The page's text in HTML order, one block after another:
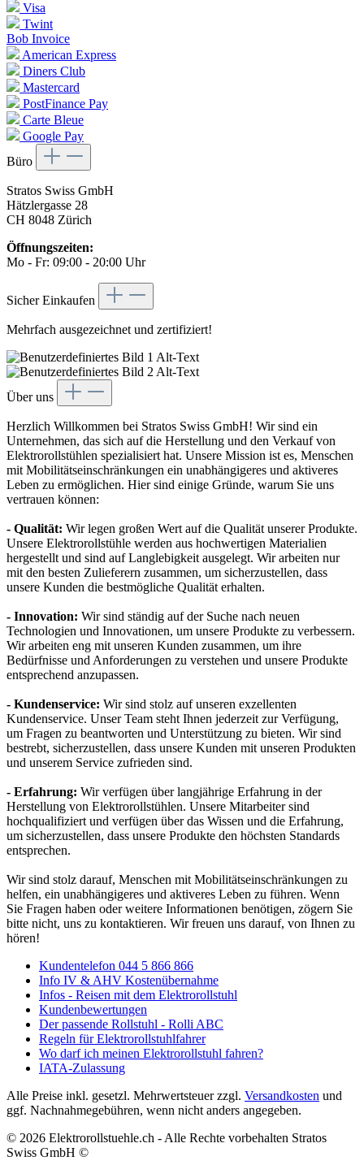
Visa
Twint
Bob Invoice
American Express
Diners Club
Mastercard
PostFinance Pay
Carte Bleue
Google Pay
Büro
Stratos Swiss GmbH
Hätzlergasse 28
CH 8048 Zürich
Öffnungszeiten:
Mo - Fr: 09:00 - 20:00 Uhr
Sicher Einkaufen
Mehrfach ausgezeichnet und zertifiziert!
Über uns
Herzlich Willkommen bei Stratos Swiss GmbH! Wir sind ein
Unternehmen, das sich auf die Herstellung und den Verkauf von
Elektrorollstühlen spezialisiert hat. Unsere Mission ist es, Menschen
mit Mobilitätseinschränkungen ein unabhängigeres und aktiveres
Leben zu ermöglichen. Hier sind einige Gründe, warum Sie uns
vertrauen können:
- Qualität: Wir legen großen Wert auf die Qualität unserer Produkte.
Unsere Elektrorollstühle werden aus hochwertigen Materialien
hergestellt und sind auf Langlebigkeit ausgelegt. Wir arbeiten nur
mit den besten Zulieferern zusammen, um sicherzustellen, dass
unsere Kunden die bestmögliche Qualität erhalten.
- Innovation: Wir sind ständig auf der Suche nach neuen
Technologien und Innovationen, um unsere Produkte zu verbessern.
Wir arbeiten eng mit unseren Kunden zusammen, um ihre
Bedürfnisse und Anforderungen zu verstehen und unsere Produkte
entsprechend anzupassen.
- Kundenservice: Wir sind stolz auf unseren exzellenten
Kundenservice. Unser Team steht Ihnen jederzeit zur Verfügung,
um Fragen zu beantworten und Unterstützung zu bieten. Wir sind
bestrebt, sicherzustellen, dass unsere Kunden mit unseren Produkten
und unserem Service zufrieden sind.
- Erfahrung: Wir verfügen über langjährige Erfahrung in der
Herstellung von Elektrorollstühlen. Unsere Mitarbeiter sind
hochqualifiziert und verfügen über das Wissen und die Erfahrung,
um sicherzustellen, dass unsere Produkte den höchsten Standards
entsprechen.
Wir sind stolz darauf, Menschen mit Mobilitätseinschränkungen zu
helfen, ein unabhängigeres und aktiveres Leben zu führen. Wenn
Sie Fragen haben oder weitere Informationen benötigen, zögern Sie
bitte nicht, uns zu kontaktieren. Wir freuen uns darauf, von Ihnen zu
hören!
Kundentelefon 044 5 866 866
Info IV & AHV Kostenübernahme
Infos - Reisen mit dem Elektrorollstuhl
Kundenbewertungen
Der passende Rollstuhl - Rolli ABC
Regeln für Elektrorollstuhlfahrer
Wo darf ich meinen Elektrorollstuhl fahren?
IATA-Zulassung
Alle Preise inkl. gesetzl. Mehrwertsteuer zzgl. Versandkosten und
ggf. Nachnahmegebühren, wenn nicht anders angegeben.
© 2026 Elektrorollstuehle.ch - Alle Rechte vorbehalten Stratos
Swiss GmbH ©